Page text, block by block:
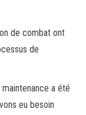
de combat ont
de
a été
eu besoin